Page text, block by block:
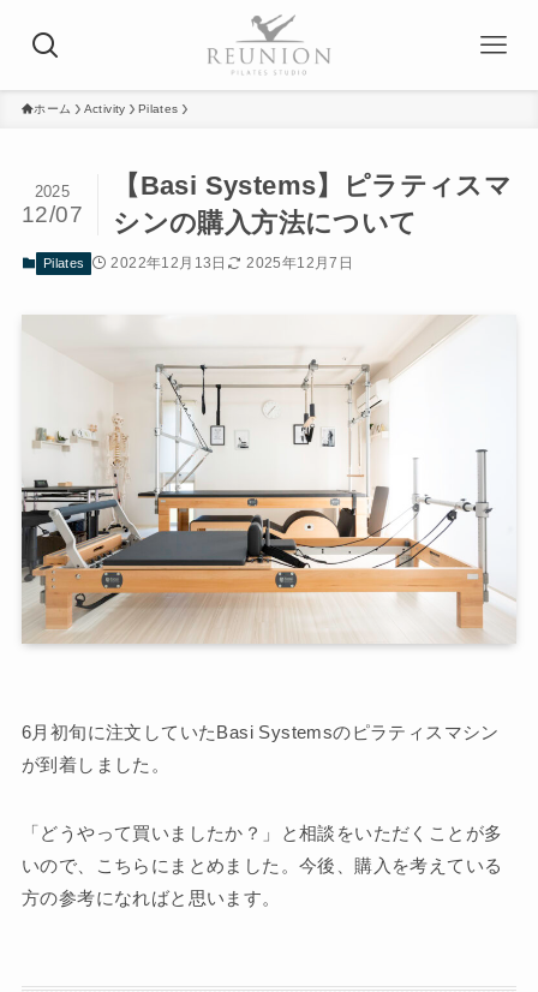
ホーム Activity Pilates
【Basi Systems】ピラティスマ
シンの購入方法について
2025
12/07
Pilates 2022年12月13日 2025年12月7日
6月初旬に注文していたBasi Systemsのピラティスマシン
が到着しました。
「どうやって買いましたか？」と相談をいただくことが多
いので、こちらにまとめました。今後、購入を考えている
方の参考になればと思います。